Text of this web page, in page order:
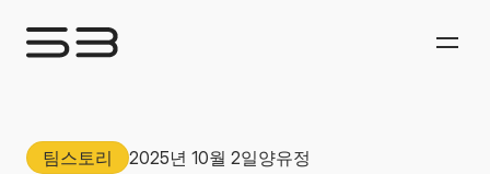
팀스토리 2025년 10월 2일양유정